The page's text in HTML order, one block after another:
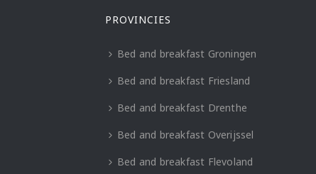
PROVINCIES
Bed and breakfast Groningen
Bed and breakfast Friesland
Bed and breakfast Drenthe
Bed and breakfast Overijssel
Bed and breakfast Flevoland